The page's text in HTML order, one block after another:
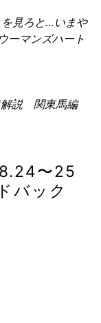
見ろと…いまや
ーマンズハート
説 関東馬編
〜25
バック